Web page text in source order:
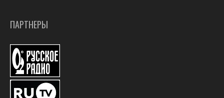
ПАРТНЕРЫ